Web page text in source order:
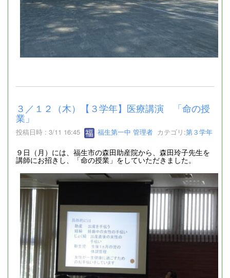
３／１２（木）【３学年】医療講演 「命の授
業」
投稿日時 : 3/11 16:45 福生第一中 管理者 カテゴリ:第３学年
９日（月）には、福生市の森田助産院から、森田玲子先生を
講師にお招きし、「命の授業」をしていただきました。